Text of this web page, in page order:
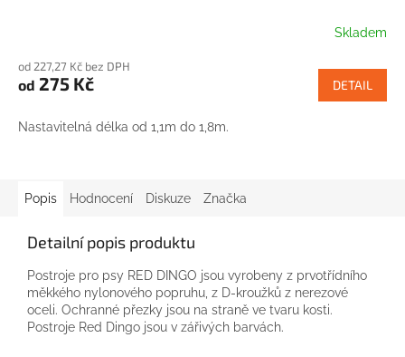
Skladem
od 227,27 Kč bez DPH
od 275 Kč DETAIL
Nastavitelná délka od 1,1m do 1,8m.
Popis Hodnocení Diskuze Značka
Detailní popis produktu
Postroje pro psy RED DINGO jsou vyrobeny z prvotřídního
měkkého nylonového popruhu, z D-kroužků z nerezové
oceli. Ochranné přezky jsou na straně ve tvaru kosti.
Postroje Red Dingo jsou v zářivých barvách.